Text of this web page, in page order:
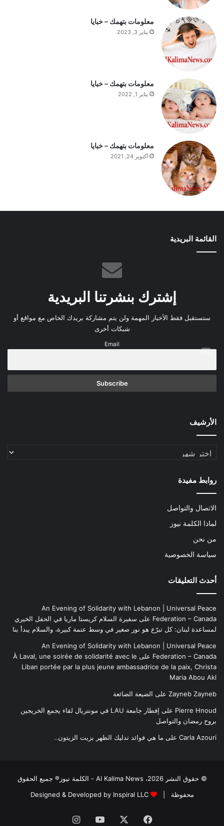
ي
و
م
معلومات بتهمك – خبايا
يناير 3, 2023
معلومات بتهمك – خبايا
يناير 1, 2022
معلومات بتهمك – خبايا
أكتوبر 24, 2021
القائمة البريدية
إشترك بنشرتنا البريدية
ستستقبل فقط الأخبار المهمة ولن يتم مشاركة بريدك الخاص مع مواقع أو
شبكات أخرى
Email
الأرشيف
الأرشيف
روابط مفيدة
الاتصال والتواصل
لماذا الكلمة نيوز
من نحن
سياسة الخصوصية
أحدث التعليقات
An Evening of Solidarity with Lebanon | Universal Peace
Federation – Canada على سفيرة السلام كريستا ماريا في الحفل الخيري
لمساعدة لبنان: كل تبرّع هو نور صغير في وسط عتمة كبيرة، والسلام يبدأ بنا
An Evening of Solidarity with Lebanon | Universal Peace
Federation – Canada على À Laval, une soirée de solidarité avec le
Liban portée par la plus jeune ambassadrice de la paix, Christa
Maria Abou Akl
Zayneb Zayneb على الضيعة الضائعة
Pierre Hnoud على
إفطار جامعة LAU في مونتريال لقاء يجمع الخريجين
بروح رمضان والتواصل
Carla Azouri على ما هي فوائد تدليك الظهر بزيت الزيتون..
© حقوق النشر 2026، Al Kalima News - الكلمة نيوز® جميع الحقوق
محفوظة |
Designed & Developed by Inspiral LLC
فيسبوك ‫YouTube